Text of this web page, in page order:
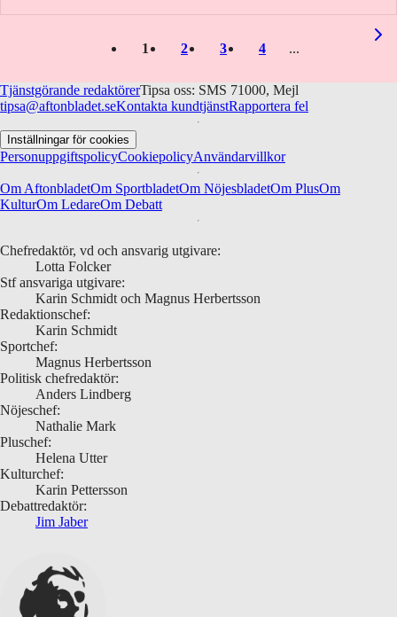
1 2 3 4
Tjänstgörande redaktörerTipsa oss: SMS 71000, Mejl
tipsa@aftonbladet.seKontakta kundtjänstRapportera fel
Inställningar för cookies
PersonuppgiftspolicyCookiepolicyAnvändarvillkor
Om AftonbladetOm SportbladetOm NöjesbladetOm PlusOm
KulturOm LedareOm Debatt
Chefredaktör, vd och ansvarig utgivare:
Lotta Folcker
Stf ansvariga utgivare:
Karin Schmidt och Magnus Herbertsson
Redaktionschef:
Karin Schmidt
Sportchef:
Magnus Herbertsson
Politisk chefredaktör:
Anders Lindberg
Nöjeschef:
Nathalie Mark
Pluschef:
Helena Utter
Kulturchef:
Karin Pettersson
Debattredaktör:
Jim Jaber